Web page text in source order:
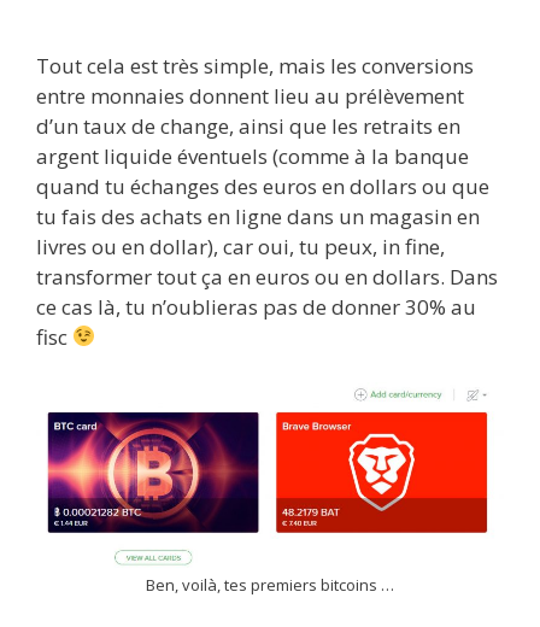
Tout cela est très simple, mais les conversions
entre monnaies donnent lieu au prélèvement
d’un taux de change, ainsi que les retraits en
argent liquide éventuels (comme à la banque
quand tu échanges des euros en dollars ou que
tu fais des achats en ligne dans un magasin en
livres ou en dollar), car oui, tu peux, in fine,
transformer tout ça en euros ou en dollars. Dans
ce cas là, tu n’oublieras pas de donner 30% au
fisc
Ben, voilà, tes premiers bitcoins …